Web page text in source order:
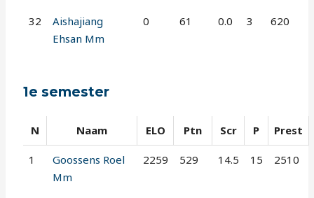
32
Aishajiang
Ehsan Mm
0 61 0.0 3 620
1e semester
N Naam ELO Ptn Scr P Prest
1
Goossens Roel
Mm
2259 529 14.5 15 2510